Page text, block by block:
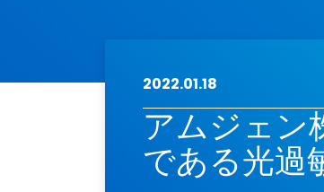
2022.01.18
アムジェン
である光過